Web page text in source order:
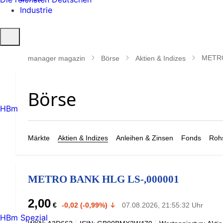
Industrie
öffnen
manager magazin Börse Aktien & Indizes
Märkte Aktien & Indizes Anleihen & Zinsen Fonds
METRO BANK HLG LS-,000001
2,00 € -0,02 (-0,99%) 07.08.2026, 21:55:32 Uhr
HBm
HBm Spezial